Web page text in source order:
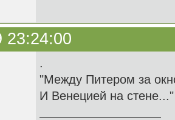
23:24:00
.
"Между Питером за
И Венецией на